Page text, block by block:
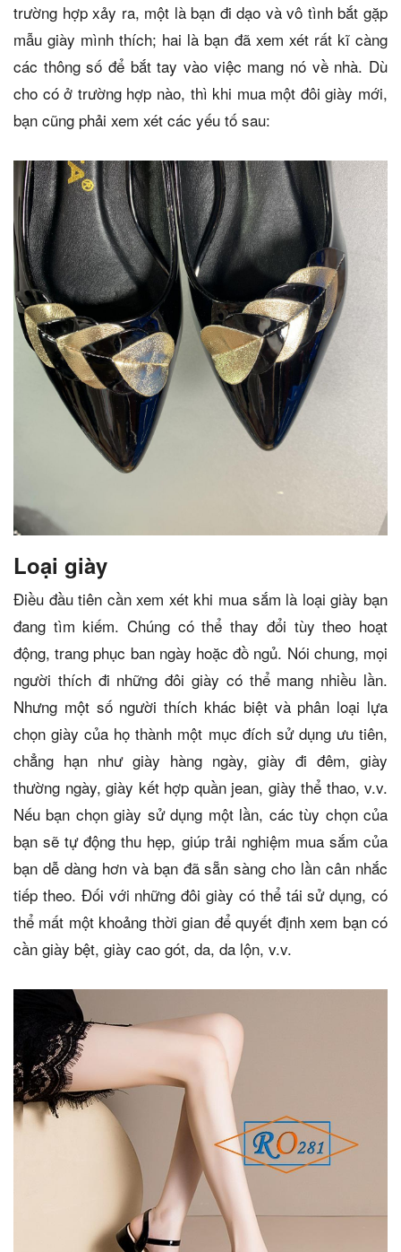
trường hợp xảy ra, một là bạn đi dạo và vô tình bắt gặp
mẫu giày mình thích; hai là bạn đã xem xét rất kĩ càng
các thông số để bắt tay vào việc mang nó về nhà. Dù
cho có ở trường hợp nào, thì khi mua một đôi giày mới,
bạn cũng phải xem xét các yếu tố sau:
Loại giày
Điều đầu tiên cần xem xét khi mua sắm là loại giày bạn
đang tìm kiếm. Chúng có thể thay đổi tùy theo hoạt
động, trang phục ban ngày hoặc đồ ngủ. Nói chung, mọi
người thích đi những đôi giày có thể mang nhiều lần.
Nhưng một số người thích khác biệt và phân loại lựa
chọn giày của họ thành một mục đích sử dụng ưu tiên,
chẳng hạn như giày hàng ngày, giày đi đêm, giày
thường ngày, giày kết hợp quần jean, giày thể thao, v.v.
Nếu bạn chọn giày sử dụng một lần, các tùy chọn của
bạn sẽ tự động thu hẹp, giúp trải nghiệm mua sắm của
bạn dễ dàng hơn và bạn đã sẵn sàng cho lần cân nhắc
tiếp theo. Đối với những đôi giày có thể tái sử dụng, có
thể mất một khoảng thời gian để quyết định xem bạn có
cần giày bệt, giày cao gót, da, da lộn, v.v.